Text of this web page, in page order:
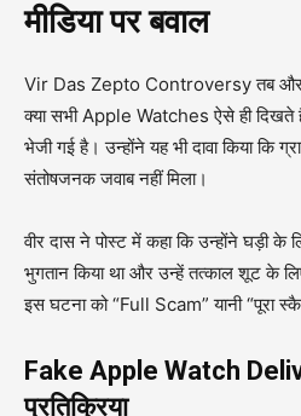
मीडिया पर बवाल
Vir Das Zepto Controversy तब और
क्या सभी Apple Watches ऐसे ही दिखते हैं
भेजी गई है। उन्होंने यह भी दावा किया कि
संतोषजनक जवाब नहीं मिला।
वीर दास ने पोस्ट में कहा कि उन्होंने घड़ी
भुगतान किया था और उन्हें तत्काल शूट के
इस घटना को “Full Scam” यानी “पूरा
Fake Apple Watch
प्रतिक्रिया